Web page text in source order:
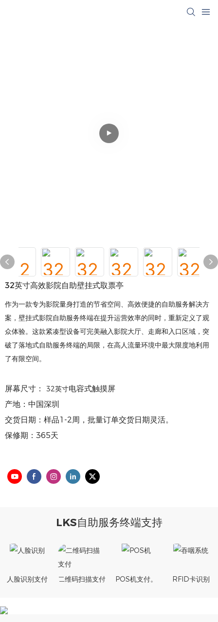
32英寸高效影院自助壁挂式取票亭
作为一款专为影院量身打造的节省空间、高效便捷的自助服务解决方
案，壁挂式影院自助服务终端在提升运营效率的同时，重新定义了观
众体验。这款紧凑型设备可完美融入影院大厅、走廊和入口区域，突
破了落地式自助服务终端的局限，在高人流量环境中最大限度地利用
了有限空间。
屏幕尺寸： 32英寸电容式触摸屏
产地：中国深圳
交货日期：样品1-2周，批量订单交货日期灵活。
保修期：365天
LKS自助服务终端支持
人脸识别支付 二维码扫描支付 POS机支付。 RFID卡识别